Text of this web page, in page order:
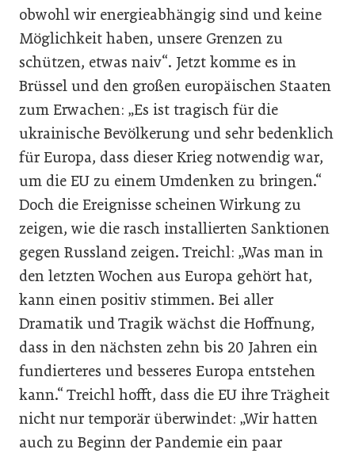
obwohl wir energieabhängig sind und keine
Möglichkeit haben, unsere Grenzen zu
schützen, etwas naiv“. Jetzt komme es in
Brüssel und den großen europäischen Staaten
zum Erwachen: „Es ist tragisch für die
ukrainische Bevölkerung und sehr bedenklich
für Europa, dass dieser Krieg notwendig war,
um die EU zu einem Umdenken zu bringen.“
Doch die Ereignisse scheinen Wirkung zu
zeigen, wie die rasch installierten Sanktionen
gegen Russland zeigen. Treichl: „Was man in
den letzten Wochen aus Europa gehört hat,
kann einen positiv stimmen. Bei aller
Dramatik und Tragik wächst die Hoffnung,
dass in den nächsten zehn bis 20 Jahren ein
fundierteres und besseres Europa entstehen
kann.“ Treichl hofft, dass die EU ihre Trägheit
nicht nur temporär überwindet: „Wir hatten
auch zu Beginn der Pandemie ein paar